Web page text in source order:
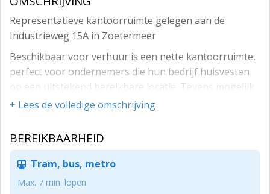
Representatieve kantoorruimte gelegen aan de
Industrieweg 15A in Zoetermeer
Beschikbaar voor verhuur is een nette kantoorruimte,
perfect voor ondernemers die hun bedrijf huisvesten
op een uitstekend bereikbare locatie. Tevens mogelijk
om een flex kantoor te vestigen, informeer naar de
KENMERKEN
- Oppervlakte: circa 200/220 m²
- Indeling: De ruimte is voorzien van ruimten, welke
+ Lees de volledige omschrijving
BEREIKBAARHEID
Tram, bus, metro
Max. 7 min. lopen